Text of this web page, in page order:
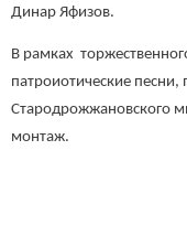
Динар Яфизов.
В рамках
патроиотические
Стародрожжановского
монтаж.